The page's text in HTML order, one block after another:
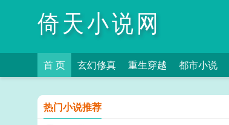
倚天小说网
首 页 玄幻修真 重生穿越 都市小说
热门小说推荐